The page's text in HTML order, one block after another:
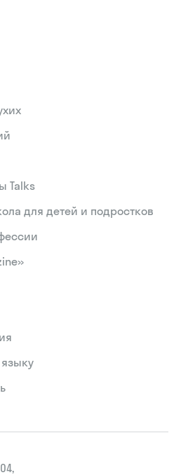
Talks
для детей и подростков